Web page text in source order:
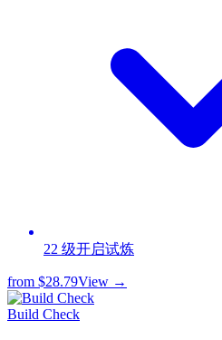
22 级开启试炼
from $28.79View →
Build Check